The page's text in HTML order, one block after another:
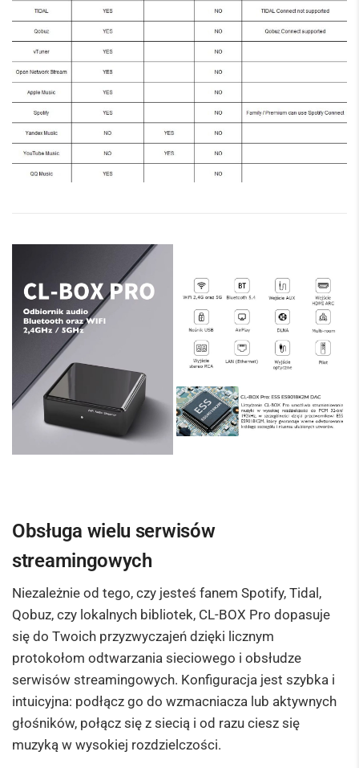
Obsługa wielu serwisów
streamingowych
Niezależnie od tego, czy jesteś fanem Spotify, Tidal,
Qobuz, czy lokalnych bibliotek, CL-BOX Pro dopasuje
się do Twoich przyzwyczajeń dzięki licznym
protokołom odtwarzania sieciowego i obsłudze
serwisów streamingowych. Konfiguracja jest szybka i
intuicyjna: podłącz go do wzmacniacza lub aktywnych
głośników, połącz się z siecią i od razu ciesz się
muzyką w wysokiej rozdzielczości.